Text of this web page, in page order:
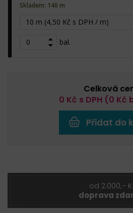
10 m (4,50 Kč s DPH / m)
bal.
Skladem: 140 m
Celková
0 Kč s DPH (0 Kč
Přidat do
od 2.000,-
doprava